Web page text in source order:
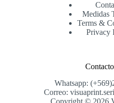
Medidas
Terms &
Privacy
Contacto
Whatsapp:
Correo:
Copyright © 2026